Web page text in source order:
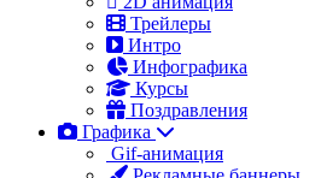
Трейлеры
Интро
Инфографика
Курсы
Поздравления
Графика
Gif-анимация